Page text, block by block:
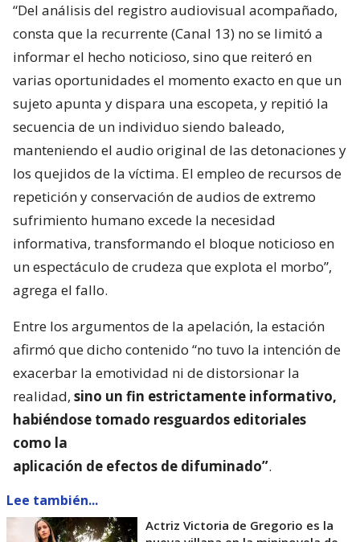
“Del análisis del registro audiovisual acompañado,
consta que la recurrente (Canal 13) no se limitó a
informar el hecho noticioso, sino que reiteró en
varias oportunidades el momento exacto en que un
sujeto apunta y dispara una escopeta, y repitió la
secuencia de un individuo siendo baleado,
manteniendo el audio original de las detonaciones y
los quejidos de la víctima. El empleo de recursos de
repetición y conservación de audios de extremo
sufrimiento humano excede la necesidad
informativa, transformando el bloque noticioso en
un espectáculo de crudeza que explota el morbo”,
agrega el fallo.
Entre los argumentos de la apelación, la estación
afirmó que dicho contenido “no tuvo la intención de
exacerbar la emotividad ni de distorsionar la
realidad, sino un fin estrictamente informativo,
habiéndose tomado resguardos editoriales
como la
aplicación de efectos de difuminado”.
Lee también...
Actriz Victoria de Gregorio es la